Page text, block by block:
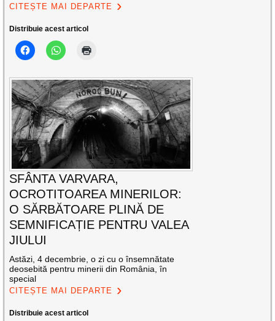
CITEȘTE MAI DEPARTE
Distribuie acest articol
SFÂNTA VARVARA,
OCROTITOAREA MINERILOR:
O SĂRBĂTOARE PLINĂ DE
SEMNIFICAȚIE PENTRU VALEA
JIULUI
Astăzi, 4 decembrie, o zi cu o însemnătate
deosebită pentru minerii din România, în
special
CITEȘTE MAI DEPARTE
Distribuie acest articol